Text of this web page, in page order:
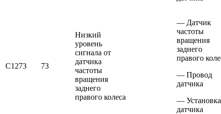
С1273 73
Низкий
уровень
сигнала от
датчика
частоты
вращения
заднего
правого колеса
— Датчик
частоты
вращения
заднего
правого
— Провод
датчика
— Установка
датчика